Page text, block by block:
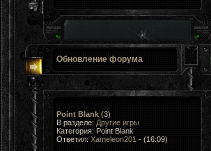
Обновление форума
Point Blank(3)
В разделе: Другие игры
Категория: Point Blank
Ответил: Xameleon201 - (16:09)